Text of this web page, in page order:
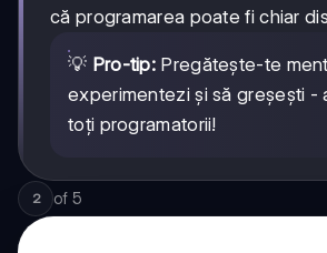
că programarea poate fi chiar
💡 Pro-tip: Pregătește-te
experimentezi și să greșești -
toți programatorii!
2 of 5